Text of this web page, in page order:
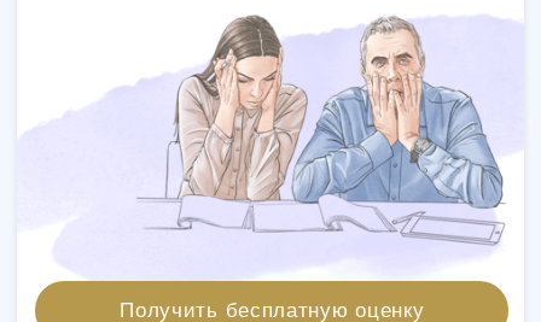
Получить бесплатную оценку
Переговоры можем взять на себя!